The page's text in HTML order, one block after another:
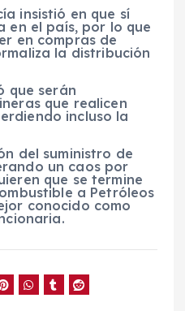
insistió en que sí
en el país, por lo que
en compras de
la distribución
que serán
que realicen
incluso la
del suministro de
un caos por
que se termine
a Petróleos
conocido como